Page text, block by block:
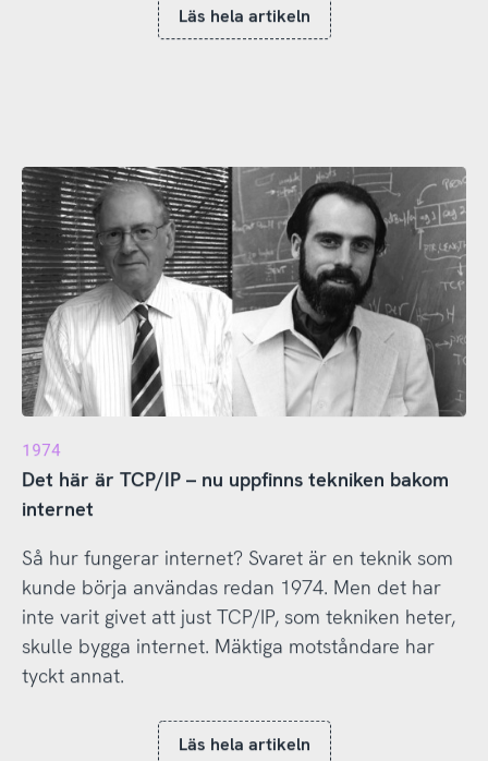
Läs hela artikeln
1974
Det här är TCP/IP – nu uppfinns tekniken bakom
internet
Så hur fungerar internet? Svaret är en teknik som
kunde börja användas redan 1974. Men det har
inte varit givet att just TCP/IP, som tekniken heter,
skulle bygga internet. Mäktiga motståndare har
tyckt annat.
Läs hela artikeln